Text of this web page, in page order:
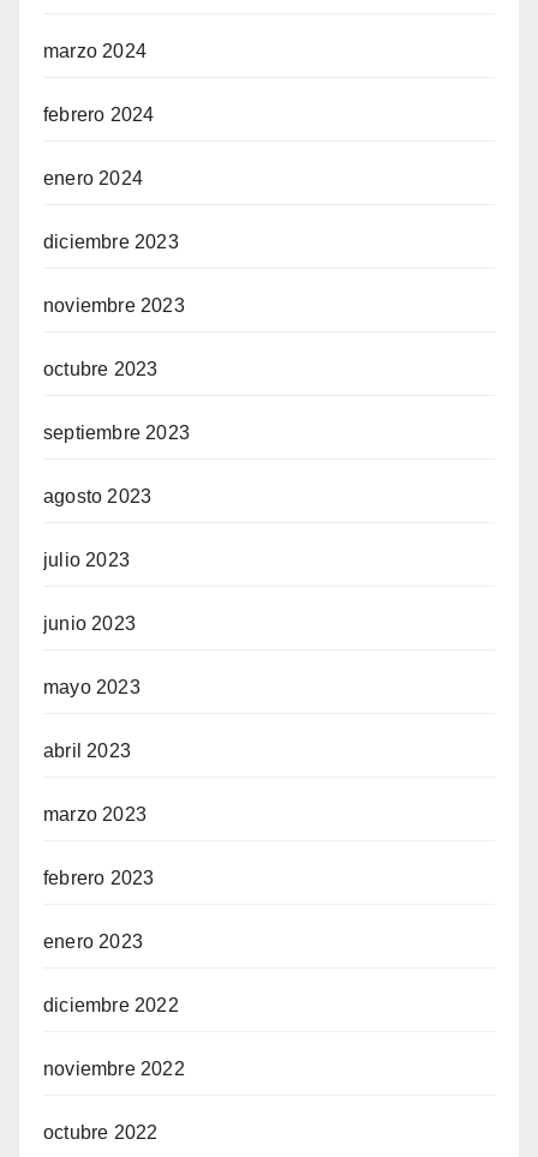
marzo 2024
febrero 2024
enero 2024
diciembre 2023
noviembre 2023
octubre 2023
septiembre 2023
agosto 2023
julio 2023
junio 2023
mayo 2023
abril 2023
marzo 2023
febrero 2023
enero 2023
diciembre 2022
noviembre 2022
octubre 2022